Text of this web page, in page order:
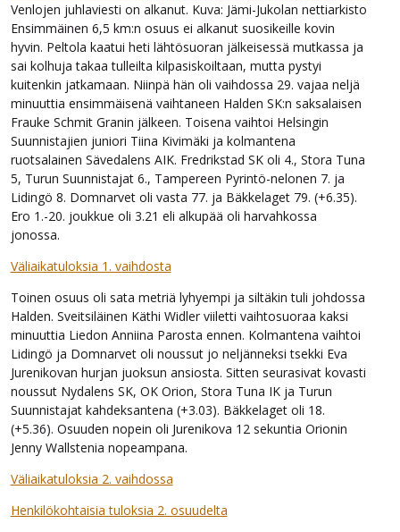
Venlojen juhlaviesti on alkanut. Kuva: Jämi-Jukolan nettiarkisto
Ensimmäinen 6,5 km:n osuus ei alkanut suosikeille kovin
hyvin. Peltola kaatui heti lähtösuoran jälkeisessä mutkassa ja
sai kolhuja takaa tulleilta kilpasiskoiltaan, mutta pystyi
kuitenkin jatkamaan. Niinpä hän oli vaihdossa 29. vajaa neljä
minuuttia ensimmäisenä vaihtaneen Halden SK:n saksalaisen
Frauke Schmit Granin jälkeen. Toisena vaihtoi Helsingin
Suunnistajien juniori Tiina Kivimäki ja kolmantena
ruotsalainen Sävedalens AIK. Fredrikstad SK oli 4., Stora Tuna
5, Turun Suunnistajat 6., Tampereen Pyrintö-nelonen 7. ja
Lidingö 8. Domnarvet oli vasta 77. ja Bäkkelaget 79. (+6.35).
Ero 1.-20. joukkue oli 3.21 eli alkupää oli harvahkossa
jonossa.
Väliaikatuloksia 1. vaihdosta
Toinen osuus oli sata metriä lyhyempi ja siltäkin tuli johdossa
Halden. Sveitsiläinen Käthi Widler viiletti vaihtosuoraa kaksi
minuuttia Liedon Anniina Parosta ennen. Kolmantena vaihtoi
Lidingö ja Domnarvet oli noussut jo neljänneksi tsekki Eva
Jurenikovan hurjan juoksun ansiosta. Sitten seurasivat kovasti
noussut Nydalens SK, OK Orion, Stora Tuna IK ja Turun
Suunnistajat kahdeksantena (+3.03). Bäkkelaget oli 18.
(+5.36). Osuuden nopein oli Jurenikova 12 sekuntia Orionin
Jenny Wallstenia nopeampana.
Väliaikatuloksia 2. vaihdossa
Henkilökohtaisia tuloksia 2. osuudelta